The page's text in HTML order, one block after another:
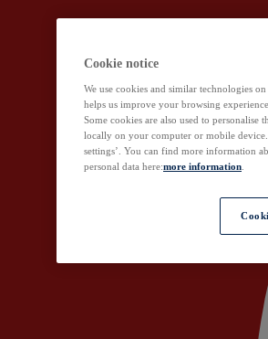
Cookie notice
We use cookies and similar technologies
helps us improve your browsing
Some cookies are also used to personalise
locally on your computer or mobile
settings’. You can find more information
personal data here:more information